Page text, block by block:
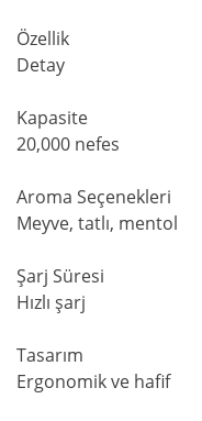
Özellik
Detay
Kapasite
20,000 nefes
Aroma Seçenekleri
Meyve, tatlı, mentol
Şarj Süresi
Hızlı şarj
Tasarım
Ergonomik ve hafif